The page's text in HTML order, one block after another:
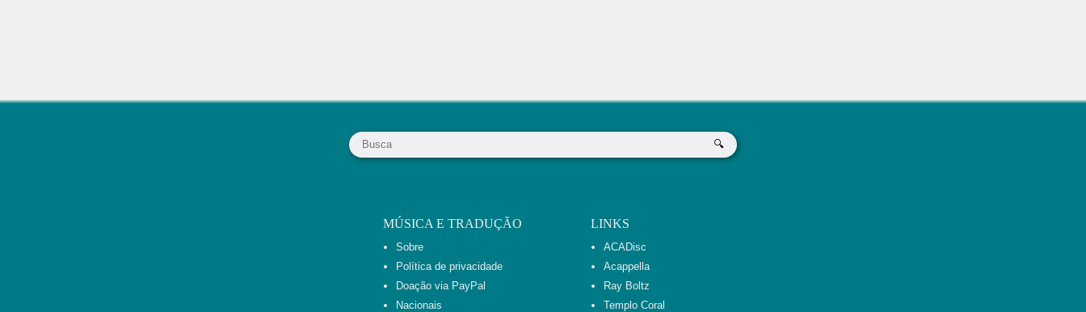
MÚSICA E TRADUÇÃO
Sobre
Política de privacidade
Doação via PayPal
Nacionais
LINKS
ACADisc
Acappella
Ray Boltz
Templo Coral